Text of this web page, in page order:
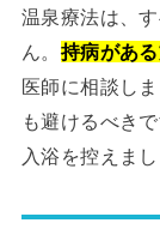
温泉療法は、
ん。 持病があ
医師に相談し
も避けるべき
入浴を控えまし